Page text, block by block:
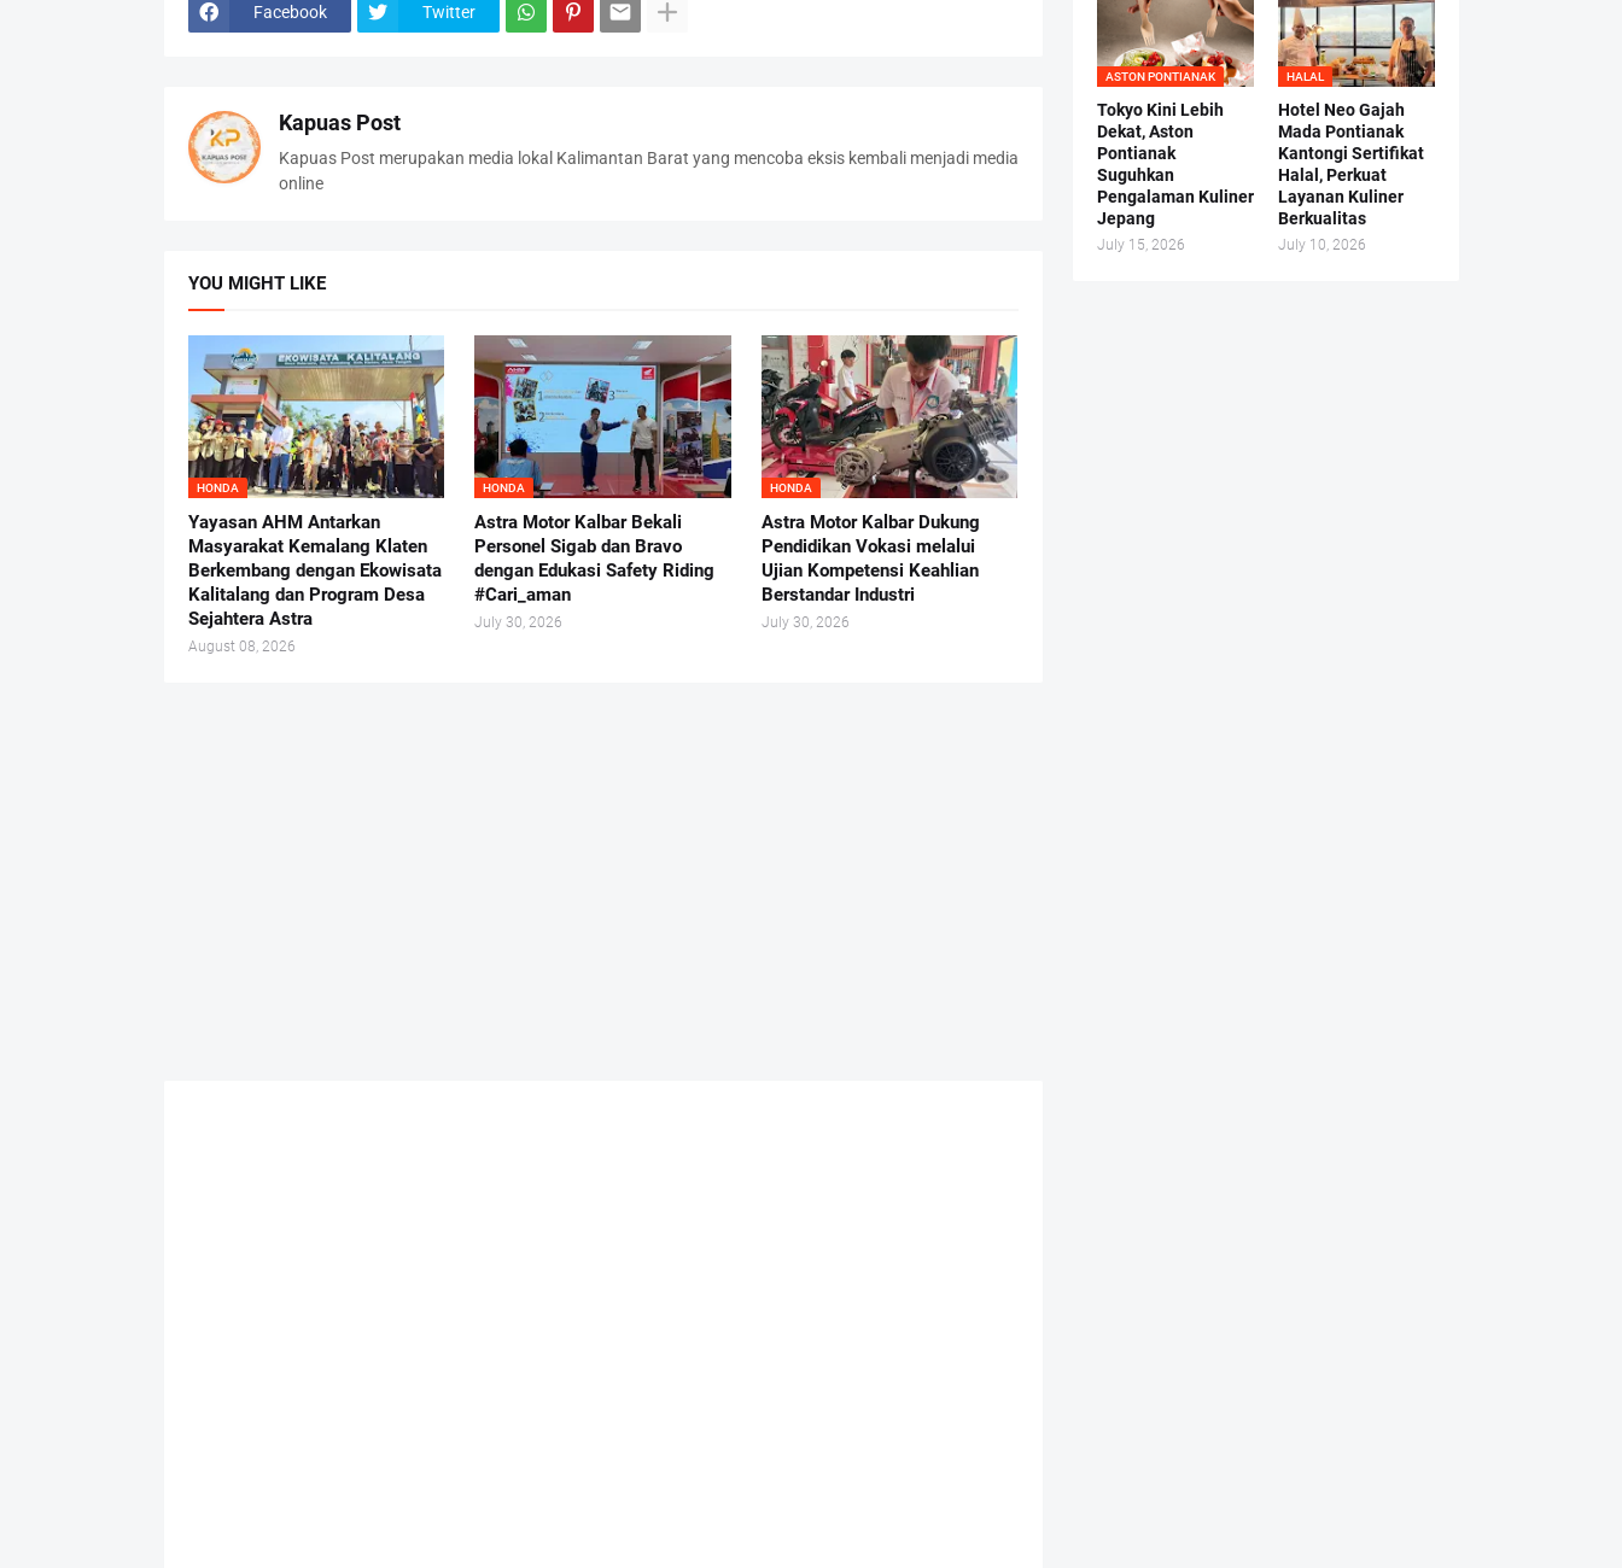
Facebook Twitter
Kapuas Post
Kapuas Post merupakan media lokal Kalimantan Barat yang mencoba eksis kembali menjadi media
online
YOU MIGHT LIKE
HONDA
Yayasan AHM Antarkan
Masyarakat Kemalang Klaten
Berkembang dengan Ekowisata
Kalitalang dan Program Desa
Sejahtera Astra
August 08, 2026
HONDA
Astra Motor Kalbar Bekali
Personel Sigab dan Bravo
dengan Edukasi Safety Riding
#Cari_aman
July 30, 2026
HONDA
Astra Motor Kalbar Dukung
Pendidikan Vokasi melalui
Ujian Kompetensi Keahlian
Berstandar Industri
July 30, 2026
ASTON PONTIANAK
Tokyo Kini Lebih
Dekat, Aston
Pontianak
Suguhkan
Pengalaman Kuliner
Jepang
July 15, 2026
HALAL
Hotel Neo Gajah
Mada Pontianak
Kantongi Sertifikat
Halal, Perkuat
Layanan Kuliner
Berkualitas
July 10, 2026